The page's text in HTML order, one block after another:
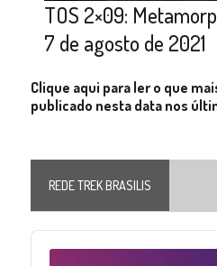
TOS 2×09:
7 de agosto de 2021
Clique aqui para ler o que
publicado nesta data nos
REDE TREK BRASILIS
Audio
Player